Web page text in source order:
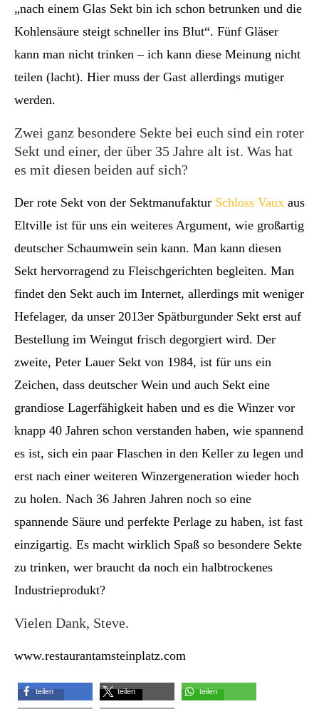
„nach einem Glas Sekt bin ich schon betrunken und die
Kohlensäure steigt schneller ins Blut“. Fünf Gläser
kann man nicht trinken – ich kann diese Meinung nicht
teilen (lacht). Hier muss der Gast allerdings mutiger
werden.
Zwei ganz besondere Sekte bei euch sind ein roter
Sekt und einer, der über 35 Jahre alt ist. Was hat
es mit diesen beiden auf sich?
Der rote Sekt von der Sektmanufaktur Schloss Vaux aus
Eltville ist für uns ein weiteres Argument, wie großartig
deutscher Schaumwein sein kann. Man kann diesen
Sekt hervorragend zu Fleischgerichten begleiten. Man
findet den Sekt auch im Internet, allerdings mit weniger
Hefelager, da unser 2013er Spätburgunder Sekt erst auf
Bestellung im Weingut frisch degorgiert wird. Der
zweite, Peter Lauer Sekt von 1984, ist für uns ein
Zeichen, dass deutscher Wein und auch Sekt eine
grandiose Lagerfähigkeit haben und es die Winzer vor
knapp 40 Jahren schon verstanden haben, wie spannend
es ist, sich ein paar Flaschen in den Keller zu legen und
erst nach einer weiteren Winzergeneration wieder hoch
zu holen. Nach 36 Jahren Jahren noch so eine
spannende Säure und perfekte Perlage zu haben, ist fast
einzigartig. Es macht wirklich Spaß so besondere Sekte
zu trinken, wer braucht da noch ein halbtrockenes
Industrieprodukt?
Vielen Dank, Steve.
www.restaurantamsteinplatz.com
teilen teilen teilen